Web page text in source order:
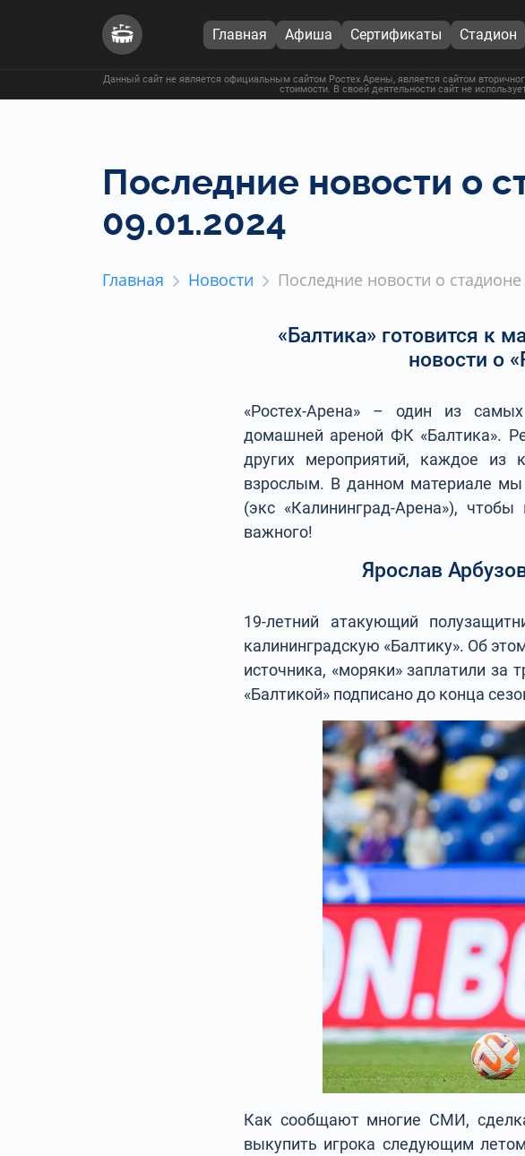
Главная Афиша Сертификаты Стадион
Данный сайт не является официальным сайтом Ростех Арены, является сайтом
стоимости. В своей деятельности сайт не
Последние новости о
09.01.2024
Главная Новости Последние новости о
«Балтика» готовится к
новости о
«Ростех-Арена» – один из
домашней ареной ФК «Балтика».
других мероприятий, каждое из
взрослым. В данном материале мы
(экс «Калининград-Арена»),
важного!
Ярослав
19-летний атакующий
калининградскую «Балтику». Об
источника, «моряки» заплатили за
«Балтикой» подписано до конца
Как сообщают многие СМИ,
выкупить игрока следующим